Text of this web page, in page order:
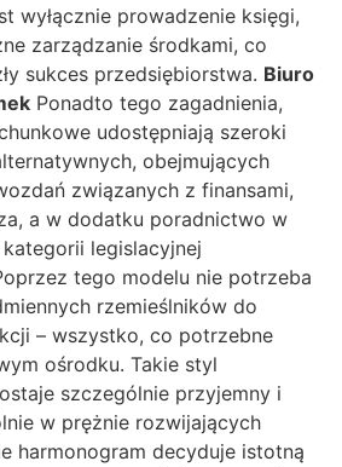
wyłącznie prowadzenie księgi,
zarządzanie środkami, co
sukces przedsiębiorstwa. Biuro
Ponadto tego zagadnienia,
udostępniają szeroki
obejmujących
związanych z finansami,
a w dodatku poradnictwo w
legislacyjnej
tego modelu nie potrzeba
rzemieślników do
– wszystko, co potrzebne
ośrodku. Takie styl
szczególnie przyjemny i
w prężnie rozwijających
harmonogram decyduje istotną